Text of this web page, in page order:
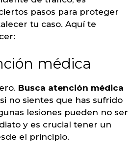
pasos para proteger
tu caso. Aquí te
médica
Busca atención médica
no sientes que has sufrido
lesiones pueden no ser
y es crucial tener un
el principio.